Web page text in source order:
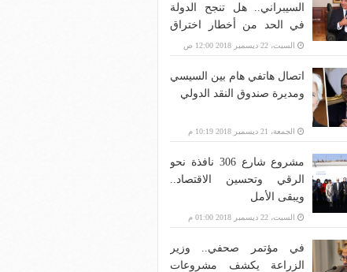
السيبراني.. هل تنجح الدولة
في الحد من أخطار اختراق
بنية الاتصالات؟
السبت، 22 ديسمبر 2018 12:00 ص
اتصال هاتفي هام بين السيسي
ومديرة صندوق النقد الدولي
الجمعة، 21 ديسمبر 2018 10:19 م
مشروع شارع 306 نافذة نحو
الرقي وتحسين الاقتصاد..
ويبقى الأمل
السبت، 22 ديسمبر 2018 01:00 م
في مؤتمر صحفي.. وزير
الزراعة يكشف مشروعات